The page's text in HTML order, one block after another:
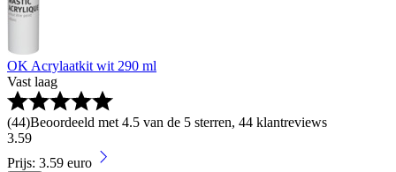
OK Acrylaatkit wit 290 ml
Vast laag
(44)Beoordeeld met 4.5 van de 5 sterren, 44 klantreviews
3.59
Prijs: 3.59 euro